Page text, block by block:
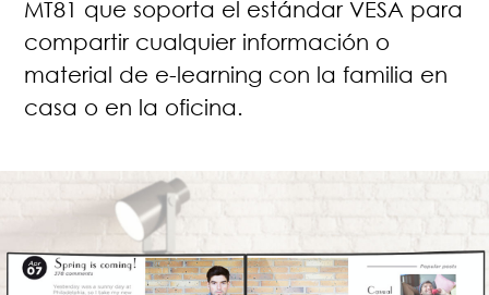
MT81 que soporta el estándar VESA para
compartir cualquier información o
material de e-learning con la familia en
casa o en la oficina.